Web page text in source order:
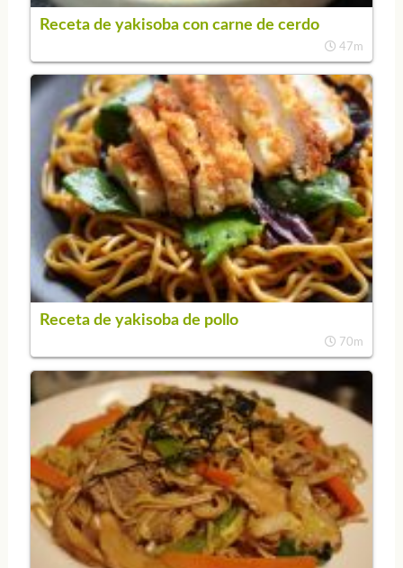
Receta de yakisoba con carne de cerdo
47m
Receta de yakisoba de pollo
70m